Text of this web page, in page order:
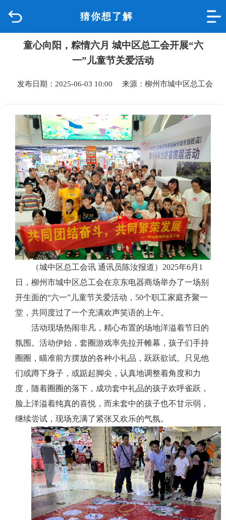
猜你想了解
品质城中
政府信息公开
网上办事
互动回应
数据专题
童心向阳，粽情六月 城中区总工会开展“六
一”儿童节关爱活动
发布日期：2025-06-03 10:00 来源：柳州市城中区总工会
（城中区总工会讯 通讯员陈汝报道）2025年6月1
日，柳州市城中区总工会在京东电器商场举办了一场别
开生面的“六一”儿童节关爱活动，50个职工家庭齐聚一
堂，共同度过了一个充满欢声笑语的上午。
活动现场热闹非凡，精心布置的场地洋溢着节日的
氛围。活动伊始，套圈游戏率先拉开帷幕，孩子们手持
圈圈，瞄准前方摆放的各种小礼品，跃跃欲试。只见他
们或蹲下身子，或踮起脚尖，认真地调整着角度和力
度，随着圈圈的落下，成功套中礼品的孩子欢呼雀跃，
脸上洋溢着纯真的喜悦，而未套中的孩子也不甘示弱，
继续尝试，现场充满了紧张又欢乐的气氛。